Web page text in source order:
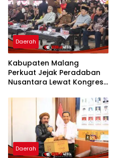
Daerah
Kabupaten Malang
Perkuat Jejak Peradaban
Nusantara Lewat Kongres
Daerah